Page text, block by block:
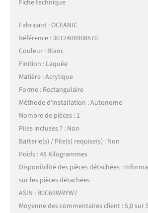
Fiche technique
Fabricant : OCEANIC
Référence : 3612408908870
Couleur : Blanc
Finition : Laquée
Matière : Acrylique
Forme : Rectangulaire
Méthode d’installation : Autonome
Nombre de pièces : 1
Piles incluses ? : Non
Batterie(s) / Pile(s) requise(s) : Non
Poids : 48 Kilogrammes
Disponibilité des pièces détachées :
sur les pièces détachées
ASIN : B0C69WRYW7
Moyenne des commentaires client : 5,0 sur